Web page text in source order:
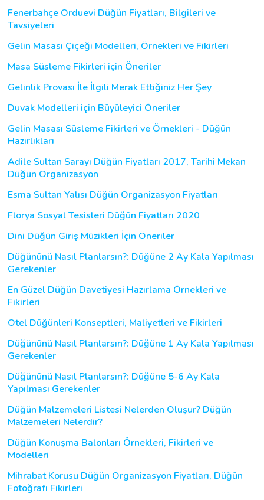
Fenerbahçe Orduevi Düğün Fiyatları, Bilgileri ve
Tavsiyeleri
Gelin Masası Çiçeği Modelleri, Örnekleri ve Fikirleri
Masa Süsleme Fikirleri için Öneriler
Gelinlik Provası İle İlgili Merak Ettiğiniz Her Şey
Duvak Modelleri için Büyüleyici Öneriler
Gelin Masası Süsleme Fikirleri ve Örnekleri - Düğün
Hazırlıkları
Adile Sultan Sarayı Düğün Fiyatları 2017, Tarihi Mekan
Düğün Organizasyon
Esma Sultan Yalısı Düğün Organizasyon Fiyatları
Florya Sosyal Tesisleri Düğün Fiyatları 2020
Dini Düğün Giriş Müzikleri İçin Öneriler
Düğününü Nasıl Planlarsın?: Düğüne 2 Ay Kala Yapılması
Gerekenler
En Güzel Düğün Davetiyesi Hazırlama Örnekleri ve
Fikirleri
Otel Düğünleri Konseptleri, Maliyetleri ve Fikirleri
Düğününü Nasıl Planlarsın?: Düğüne 1 Ay Kala Yapılması
Gerekenler
Düğününü Nasıl Planlarsın?: Düğüne 5-6 Ay Kala
Yapılması Gerekenler
Düğün Malzemeleri Listesi Nelerden Oluşur? Düğün
Malzemeleri Nelerdir?
Düğün Konuşma Balonları Örnekleri, Fikirleri ve
Modelleri
Mihrabat Korusu Düğün Organizasyon Fiyatları, Düğün
Fotoğrafı Fikirleri